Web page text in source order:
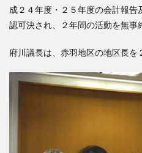
成２４年度・２５年度の会計報
認可決され、２年間の活動を無事
府川議長は、赤羽地区の地区長を